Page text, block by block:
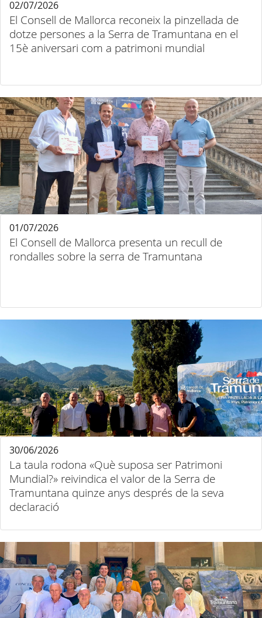
El Consell de Mallorca reconeix la pinzellada de
dotze persones a la Serra de Tramuntana en el
15è aniversari com a patrimoni mundial
02/07/2026
El Consell de Mallorca presenta un recull de
rondalles sobre la serra de Tramuntana
01/07/2026
La taula rodona «Què suposa ser Patrimoni
Mundial?» reivindica el valor de la Serra de
Tramuntana quinze anys després de la seva
declaració
30/06/2026